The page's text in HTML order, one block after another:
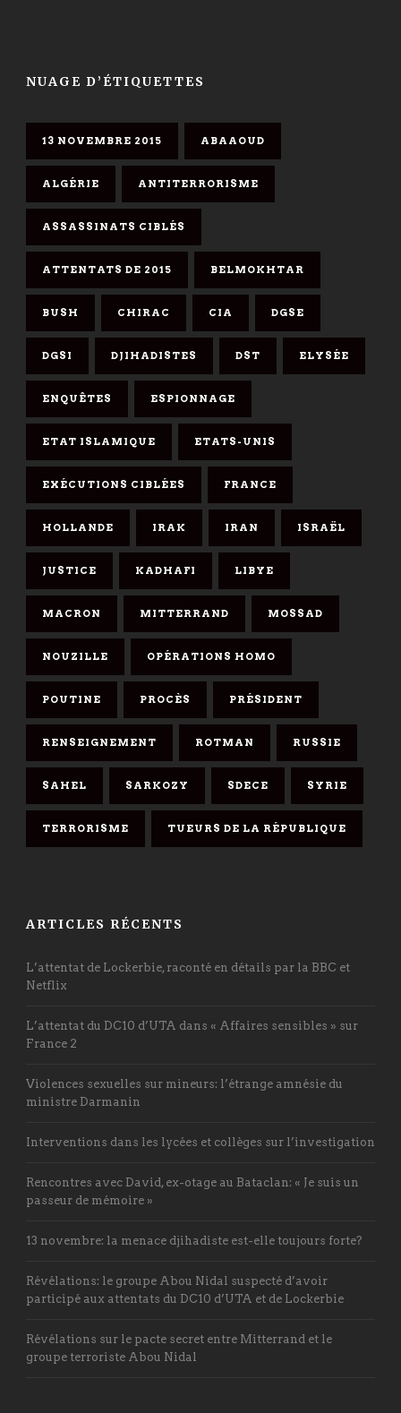
NUAGE D’ÉTIQUETTES
13 NOVEMBRE 2015 ABAAOUD
ALGÉRIE ANTITERRORISME
ASSASSINATS CIBLÉS
ATTENTATS DE 2015 BELMOKHTAR
BUSH CHIRAC CIA DGSE
DGSI DJIHADISTES DST ELYSÉE
ENQUÊTES ESPIONNAGE
ETAT ISLAMIQUE ETATS-UNIS
EXÉCUTIONS CIBLÉES FRANCE
HOLLANDE IRAK IRAN ISRAËL
JUSTICE KADHAFI LIBYE
MACRON MITTERRAND MOSSAD
NOUZILLE OPÉRATIONS HOMO
POUTINE PROCÈS PRÉSIDENT
RENSEIGNEMENT ROTMAN RUSSIE
SAHEL SARKOZY SDECE SYRIE
TERRORISME TUEURS DE LA RÉPUBLIQUE
ARTICLES RÉCENTS
L’attentat de Lockerbie, raconté en détails par la BBC et
Netflix
L’attentat du DC10 d’UTA dans « Affaires sensibles » sur
France 2
Violences sexuelles sur mineurs: l’étrange amnésie du
ministre Darmanin
Interventions dans les lycées et collèges sur l’investigation
Rencontres avec David, ex-otage au Bataclan: « Je suis un
passeur de mémoire »
13 novembre: la menace djihadiste est-elle toujours forte?
Révélations: le groupe Abou Nidal suspecté d’avoir
participé aux attentats du DC10 d’UTA et de Lockerbie
Révélations sur le pacte secret entre Mitterrand et le
groupe terroriste Abou Nidal